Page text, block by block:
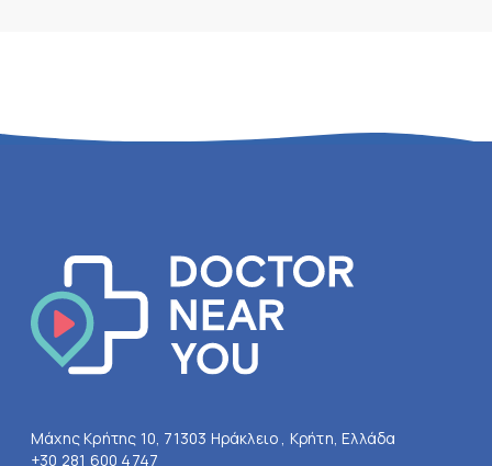
Μάχης Κρήτης 10, 71303 Ηράκλειο , Κρήτη, Ελλάδα
+30 281 600 4747